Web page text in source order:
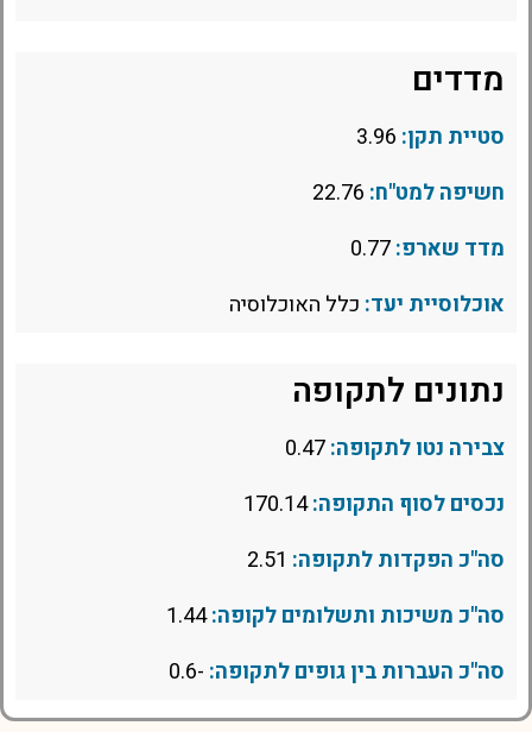
מדדים
סטיית תקן:
חשיפה למט"ח:
מדד שארפ:
אוכלוסיית יעד: כלל האוכלוסיה
נתונים לתקופה
צבירה נטו לתקופה:
נכסים לסוף התקופה:170.14
סה"כ הפקדות לתקופה:
סה"כ משיכות ותשלומים לקופה:1.44
סה"כ העברות בין גופים לתקופה: -0.6